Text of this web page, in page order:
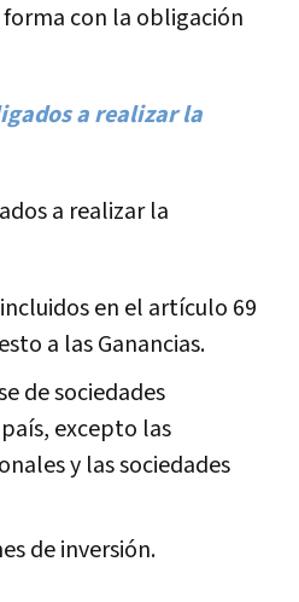
con la obligación
a realizar la
a realizar la
en el artí­culo 69
a las Ganancias.
de sociedades
excepto las
y las sociedades
de inversión.